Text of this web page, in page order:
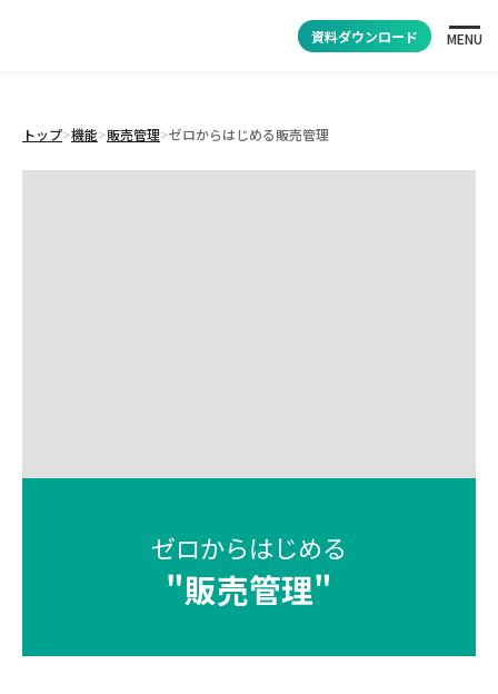
資料ダウンロード MENU
トップ>機能>販売管理>ゼロからはじめる販売管理
ゼロからはじめる
"販売管理"